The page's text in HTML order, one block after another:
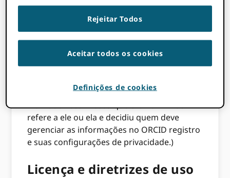
para a comunidade de pesquisa. Para esse
fim, ORCID libera anualmente um arquivo de
dados públicos de todos os dados públicos
no ORCID Registro associado a um ORCID
registro criado ou reivindicado por um
indivíduo. (Por “reivindicado” queremos
ORCID iD em nome de um indivíduo, o
indivíduo reconheceu que o ORCID iD se
refere a ele ou ela e decidiu quem deve
gerenciar as informações no ORCID registro
e suas configurações de privacidade.)
Licença e diretrizes de uso
Rejeitar Todos
Aceitar todos os cookies
Definições de cookies